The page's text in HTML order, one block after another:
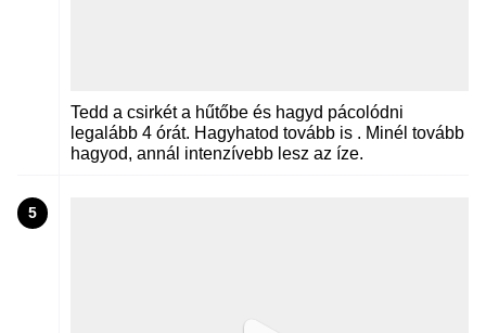
Tedd a csirkét a hűtőbe és hagyd pácolódni
legalább 4 órát. Hagyhatod tovább is . Minél tovább
hagyod, annál intenzívebb lesz az íze.
5